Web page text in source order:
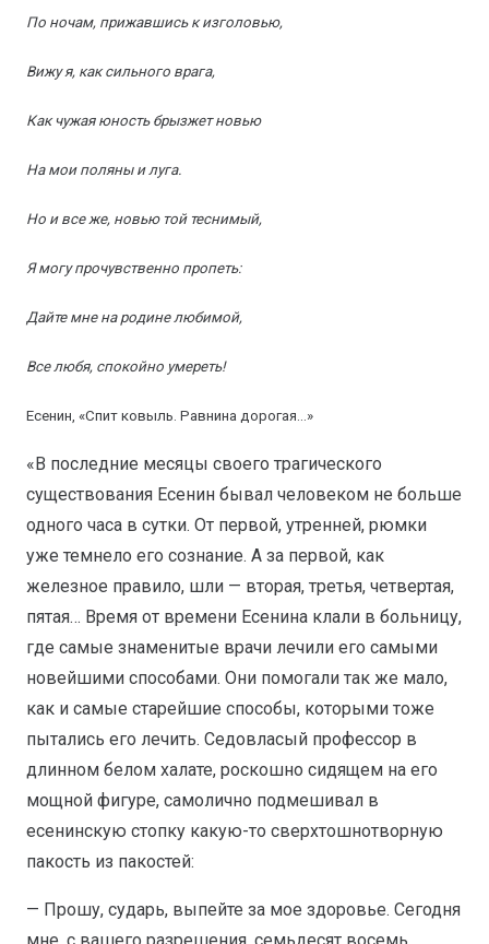
По ночам, прижавшись к изголовью,
Вижу я, как сильного врага,
Как чужая юность брызжет новью
На мои поляны и луга.
Но и все же, новью той теснимый,
Я могу прочувственно пропеть:
Дайте мне на родине любимой,
Все любя, спокойно умереть!
Есенин, «Спит ковыль. Равнина дорогая…»
«В последние месяцы своего трагического
существования Есенин бывал человеком не больше
одного часа в сутки. От первой, утренней, рюмки
уже темнело его сознание. А за первой, как
железное правило, шли — вторая, третья, четвертая,
пятая… Время от времени Есенина клали в больницу,
где самые знаменитые врачи лечили его самыми
новейшими способами. Они помогали так же мало,
как и самые старейшие способы, которыми тоже
пытались его лечить. Седовласый профессор в
длинном белом халате, роскошно сидящем на его
мощной фигуре, самолично подмешивал в
есенинскую стопку какую-то сверхтошнотворную
пакость из пакостей:
— Прошу, сударь, выпейте за мое здоровье. Сегодня